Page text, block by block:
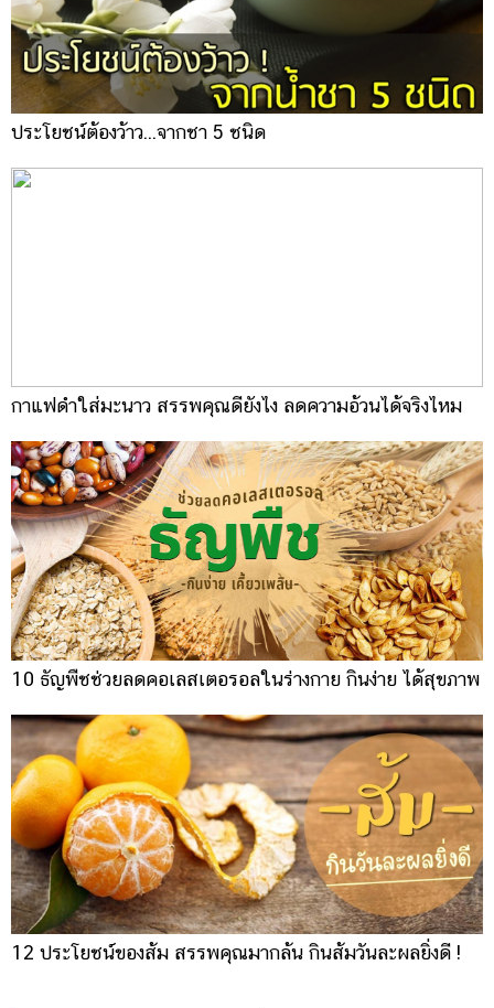
ประโยชน์ต้องว้าว...จากชา 5 ชนิด
กาแฟดำใส่มะนาว สรรพคุณดียังไง ลดความอ้วนได้จริงไหม
10 ธัญพืชช่วยลดคอเลสเตอรอลในร่างกาย กินง่าย ได้สุขภาพ
12 ประโยชน์ของส้ม สรรพคุณมากล้น กินส้มวันละผลยิ่งดี !